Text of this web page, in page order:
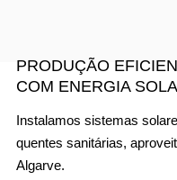
PRODUÇÃO
COM ENERGIA
Instalamos sistemas
quentes sanitárias,
Algarve.